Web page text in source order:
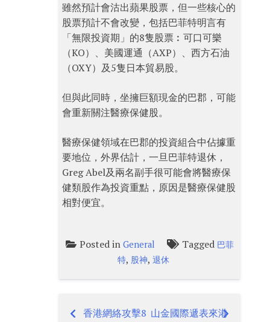
雖然預計會沽出蘋果股票，但一些核心的
股票預計不會改變，包括巴菲特明言有
「無限投資期」的8隻股票︰可口可樂
（KO）、美國運通（AXP）、西方石油
（OXY）及5隻日本貿易股。
但與此同時，坐擁巨額現金的巴郡，可能
會重新關注醫療保健股。
醫療保健領域在巴郡的投資組合中佔據重
要地位，外界估計，一旦巴菲特退休，
Greg Abel及兩名副手很可能會將醫療保
健類股作為投資重點，原因是醫療保健股
相對便宜。
Posted in General Tagged 巴菲
特,股神,退休
香港網絡攻擊8 山金國際遞表來港